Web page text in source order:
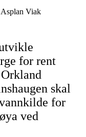
Asplan Viak
for rent
skal
for
ved